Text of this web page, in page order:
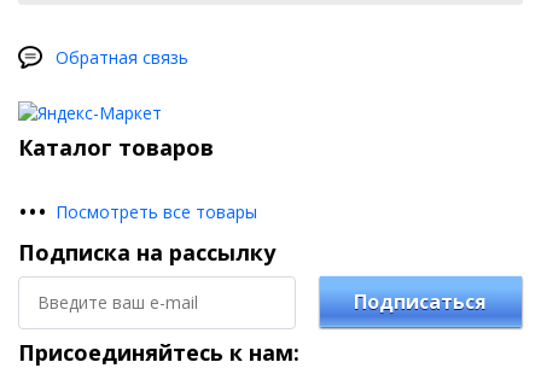
Обратная связь
Каталог товаров
••• Посмотреть все товары
Подписка на рассылку
Подписаться
Присоединяйтесь к нам: